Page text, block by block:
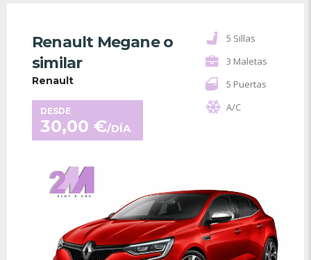
Renault Megane o
similar
Renault
DESDE
30,00 €/DÍA
5 Sillas
3 Maletas
5 Puertas
A/C